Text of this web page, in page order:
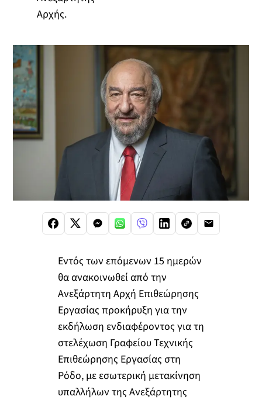
Αρχής.
Εντός των επόμενων 15 ημερών
θα ανακοινωθεί από την
Ανεξάρτητη Αρχή Επιθεώρησης
Εργασίας προκήρυξη για την
εκδήλωση ενδιαφέροντος για τη
στελέχωση Γραφείου Τεχνικής
Επιθεώρησης Εργασίας στη
Ρόδο, με εσωτερική μετακίνηση
υπαλλήλων της Ανεξάρτητης